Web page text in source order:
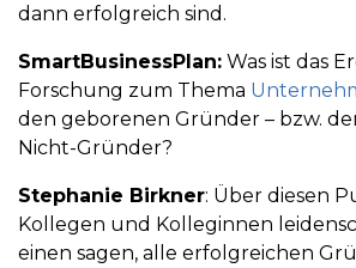
dann erfolgreich sind.
SmartBusinessPlan: Was ist das
Forschung zum Thema
den geborenen Gründer – bzw.
Nicht-Gründer?
Stephanie Birkner: Über diesen
Kollegen und Kolleginnen
einen sagen, alle erfolgreichen